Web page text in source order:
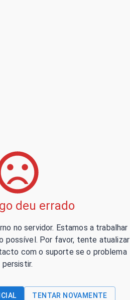
deu errado
no servidor. Estamos a trabalhar
possível. Por favor, tente atualizar
com o suporte se o problema
persistir.
TENTAR NOVAMENTE